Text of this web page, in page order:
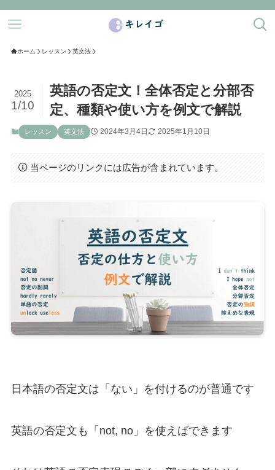
ホーム レッスン 英文法
英語の否定文！全体否定と分部否
定、種類や使い方を例文で解説
2025
1/10
レッスン 英文法 2024年3月4日 2025年1月10日
当ページのリンクには広告が含まれています。
日本語の否定文は「ない」を付けるのが普通です
英語の否定文も「not, no」を使えばできます